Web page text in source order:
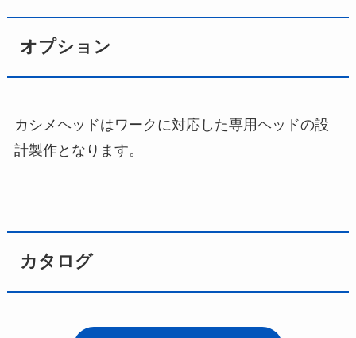
オプション
カシメヘッドはワークに対応した専用ヘッドの設
計製作となります。
カタログ